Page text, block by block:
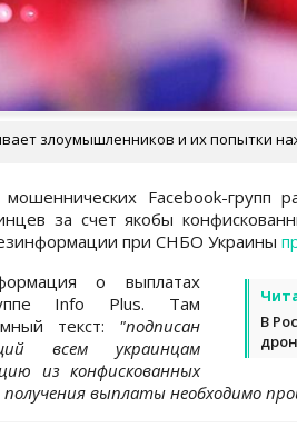
злоумышленников и их попытки
Facebook-групп
за счет якобы
при СНБО Украины
В
о выплатах
Info Plus. Там
текст: "подписан
всем украинцам
из конфискованных
выплаты необходимо